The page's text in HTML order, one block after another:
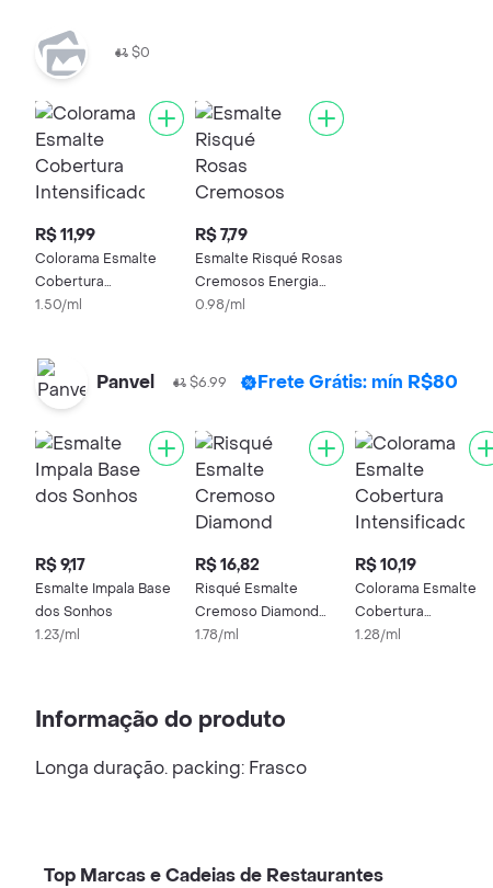
$0
R$ 11,99
Colorama Esmalte
Cobertura
Intensificadora da Cor
1.50/ml
R$ 7,79
Esmalte Risqué Rosas
Cremosos Energia
8ml
0.98/ml
Panvel $6.99 Frete Grátis: mín R$80
R$ 9,17
Esmalte Impala Base
dos Sonhos
1.23/ml
R$ 16,82
Risqué Esmalte
Cremoso Diamond
Gel Chá Branco 9.5ml
1.78/ml
R$ 10,19
Colorama Esmalte
Cobertura
Intensificadora da Cor
1.28/ml
Informação do produto
Longa duração. packing: Frasco
Top Marcas e Cadeias de Restaurantes